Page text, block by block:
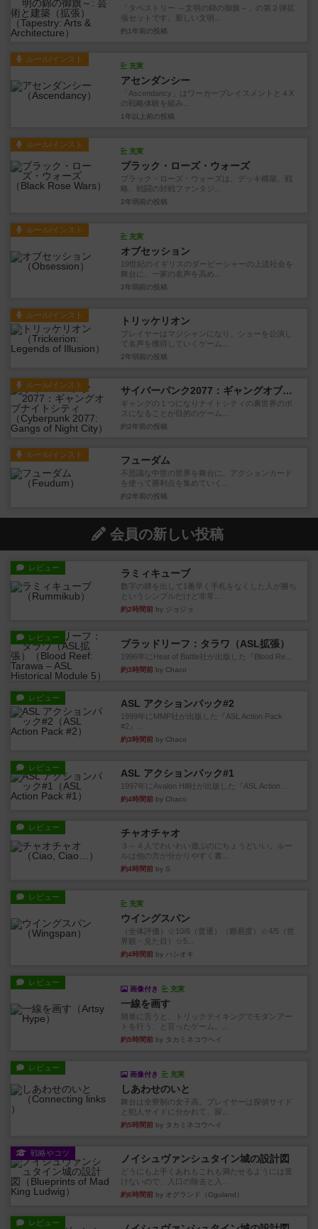
「タペストリー ～文明の錦の御旗～」の第２弾拡
張セットです。新しい文明...
約1年前 の投稿
ルール/インスト
充実
アセンダンシー
「Ascendancy」はワーカープレイスメントと４X
の戦略体験を組み...
1年以上前 の投稿
ルール/インスト
充実
ブラック・ローズ・ウォーズ
ブラック・ローズ・ウォーズは、デッキ構築、戦
略、戦闘の対戦ファンタジ...
2年弱前 の投稿
ルール/インスト
充実
オブセッション
19世紀のイギリスのダービーシャーの上流社会を
舞台に、一家の名声を高め...
2年弱前 の投稿
ルール/インスト トリッケリオン
プレイヤーはマジシャンになり、ショーを公演し
て名声を獲得していくゲーム...
2年弱前 の投稿
ルール/インスト サイバーパンク2077：ギャングオブナイトシティ
ギャングの１つになりナイトシティの裏世界のボ
スになることが目的のゲーム...
約2年前 の投稿
ルール/インスト フューダム
不思議な中世の世界を舞台に、アクションカード
を使って勝利点を集めていく...
約2年前 の投稿
会員の新しい投稿
レビュー ラミィキューブ
数字の牌を出して1番早く手札をなくした人が勝ち
というシンプルだけど非常...
約2時間前 by ジョジョ
レビュー
ブラッドリーフ：タラワ（ASL拡張）
1996年にHeat of Battle社が出版した『Blood Re...
約3時間前 by Chaco
レビュー ASL アクションパック#2
1999年にMMP社が出版した『ASL Action Pack
#2』...
約3時間前 by Chaco
レビュー ASL アクションパック#1
1997年にAvalon Hill社が出版した『ASL Action ...
約4時間前 by Chaco
レビュー チャオチャオ
３～４人でわいわい遊ぶのにちょうどいい。ルー
ルは他の方が分かりやすく書...
約4時間前 by S
レビュー
充実
ウイングスパン
（全体評価）☆10/6（普通）（難易度）☆4/5（世
界観・見た目）☆5...
約4時間前 by ハシオキ
レビュー
画像付き 充実
一線を画す
簡単に言うと、トリックテイキングでモダンアー
トを行う、と言ったゲーム。...
約5時間前 by タカミネコウヘイ
レビュー
画像付き 充実
しあわせのいと
舞台は全寮制の女子高。プレイヤーは探偵サイド
と犯人サイドに分かれて、探...
約5時間前 by タカミネコウヘイ
戦略やコツ ノイシュヴァンシュタイン城の設計図
どうにも上手くあれもこれも満たせるようには置
けないので、入口の除去と入...
約6時間前 by オグランド（Oguland）
レビュー